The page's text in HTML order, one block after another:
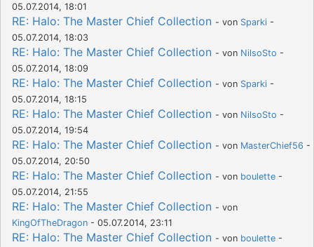
05.07.2014, 18:01
RE: Halo: The Master Chief Collection - von Sparki -
05.07.2014, 18:03
RE: Halo: The Master Chief Collection - von NilsoSto -
05.07.2014, 18:09
RE: Halo: The Master Chief Collection - von Sparki -
05.07.2014, 18:15
RE: Halo: The Master Chief Collection - von NilsoSto -
05.07.2014, 19:54
RE: Halo: The Master Chief Collection - von MasterChief56 -
05.07.2014, 20:50
RE: Halo: The Master Chief Collection - von boulette -
05.07.2014, 21:55
RE: Halo: The Master Chief Collection - von
KingOfTheDragon - 05.07.2014, 23:11
RE: Halo: The Master Chief Collection - von boulette -